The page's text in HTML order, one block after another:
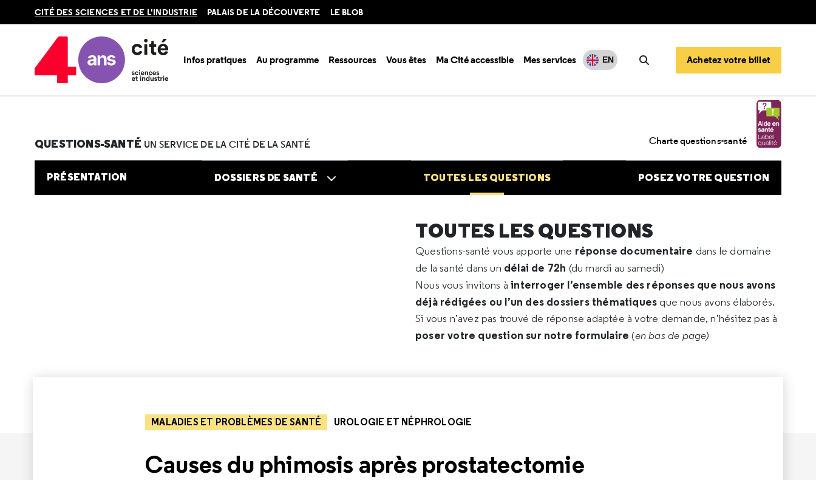
en
CITÉ DES SCIENCES ET DE L'INDUSTRIE PALAIS DE LA DÉCOUVERTE LE BLOB
Infos pratiques Au programme Ressources Vous êtes Ma Cité accessible Mes services EN
Rechercher
Achetez votre billet
Accueil Au programme
QUESTIONS-SANTÉ UN SERVICE DE LA CITÉ DE LA SANTÉ Charte questions-santé
PRÉSENTATION DOSSIERS DE SANTÉ TOUTES LES QUESTIONS POSEZ VOTRE QUESTION
TOUTES LES QUESTIONS
Questions-santé vous apporte une réponse documentaire dans le domaine
de la santé dans un délai de 72h (du mardi au samedi)
Nous vous invitons àinterroger l’ensemble des réponses que nous avons
déjà rédigées ou l’un des dossiers thématiques que nous avons élaborés.
Si vous n’avez pas trouvé de réponse adaptée à votre demande, n’hésitez pas à
poser votre question sur notre formulaire (en bas de page)
MALADIES ET PROBLÈMES DE SANTÉ UROLOGIE ET NÉPHROLOGIE
Causes du phimosis après prostatectomie